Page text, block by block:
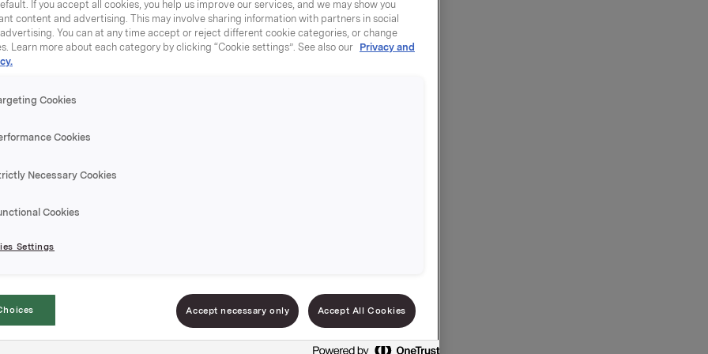
gjelder.
konsulenter komme tilbake til deg så
på: forbrukerservice@orkla.no. Husk i så fall
om Orkla Forbrukerservice sin behandling av
If you accept all cookies, you help us improve our services, and we may show you
content and advertising. This may involve sharing information with partners in social
You can at any time accept or reject different cookie categories, or change
Learn more about each category by clicking “Cookie settings”. See also our Privacy and
Cookies
Cookies
Necessary Cookies
Cookies
Settings
Accept necessary only Accept All Cookies